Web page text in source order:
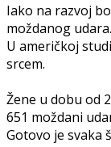
Iako na razvoj
moždanog udara.
U američkoj
srcem.
Žene u dobu od
651 moždani
Gotovo je svaka